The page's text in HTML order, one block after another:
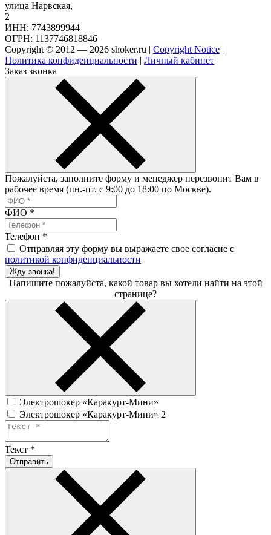
улица Нарвская,
2
ИНН: 7743899944
ОГРН: 1137746818846
Copyright © 2012 — 2026 shoker.ru | Copyright Notice |
Политика конфиденциальности | Личный кабинет
Заказ звонка
Пожалуйста, заполните форму и менеджер перезвонит Вам в
рабочее время (пн.-пт. с 9:00 до 18:00 по Москве).
ФИО *
Телефон *
Отправляя эту форму вы выражаете свое согласие с
политикой конфиденциальности
Жду звонка!
Напишите пожалуйста, какой товар вы хотели найти на этой
странице?
Электрошокер «Каракурт-Мини»
Электрошокер «Каракурт-Мини» 2
Текст *
Отправить